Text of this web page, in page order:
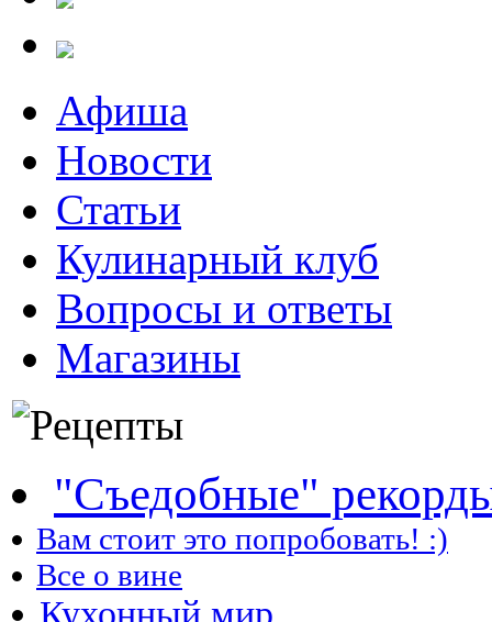
Афиша
Новости
Статьи
Кулинарный клуб
Вопросы и ответы
Магазины
"Съедобные"
Вам стоит это попробовать! :)
Все о вине
Кухонный мир